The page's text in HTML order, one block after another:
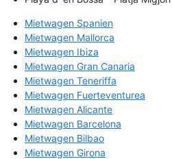
Mietwagen Spanien
Mietwagen Mallorca
Mietwagen Ibiza
Mietwagen Gran Canaria
Mietwagen Teneriffa
Mietwagen Fuerteventurea
Mietwagen Alicante
Mietwagen Barcelona
Mietwagen Bilbao
Mietwagen Girona